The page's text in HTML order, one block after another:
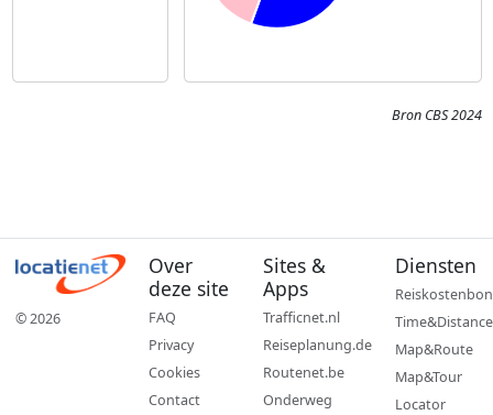
Bron CBS 2024
© 2026
Over
deze site
FAQ
Privacy
Cookies
Contact
Sites &
Apps
Trafficnet.nl
Reiseplanung.de
Routenet.be
Onderweg
Diensten
Reiskostenbon
Time&Distance
Map&Route
Map&Tour
Locator